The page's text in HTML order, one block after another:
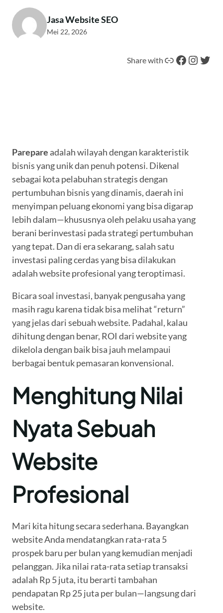
Jasa Website SEO
Mei 22, 2026
Share with Tautan Facebook Instagram Twitter
Parepare adalah wilayah dengan karakteristik
bisnis yang unik dan penuh potensi. Dikenal
sebagai kota pelabuhan strategis dengan
pertumbuhan bisnis yang dinamis, daerah ini
menyimpan peluang ekonomi yang bisa digarap
lebih dalam—khususnya oleh pelaku usaha yang
berani berinvestasi pada strategi pertumbuhan
yang tepat. Dan di era sekarang, salah satu
investasi paling cerdas yang bisa dilakukan
adalah website profesional yang teroptimasi.
Bicara soal investasi, banyak pengusaha yang
masih ragu karena tidak bisa melihat “return”
yang jelas dari sebuah website. Padahal, kalau
dihitung dengan benar, ROI dari website yang
dikelola dengan baik bisa jauh melampaui
berbagai bentuk pemasaran konvensional.
Menghitung Nilai
Nyata Sebuah
Website
Profesional
Mari kita hitung secara sederhana. Bayangkan
website Anda mendatangkan rata-rata 5
prospek baru per bulan yang kemudian menjadi
pelanggan. Jika nilai rata-rata setiap transaksi
adalah Rp 5 juta, itu berarti tambahan
pendapatan Rp 25 juta per bulan—langsung dari
website.